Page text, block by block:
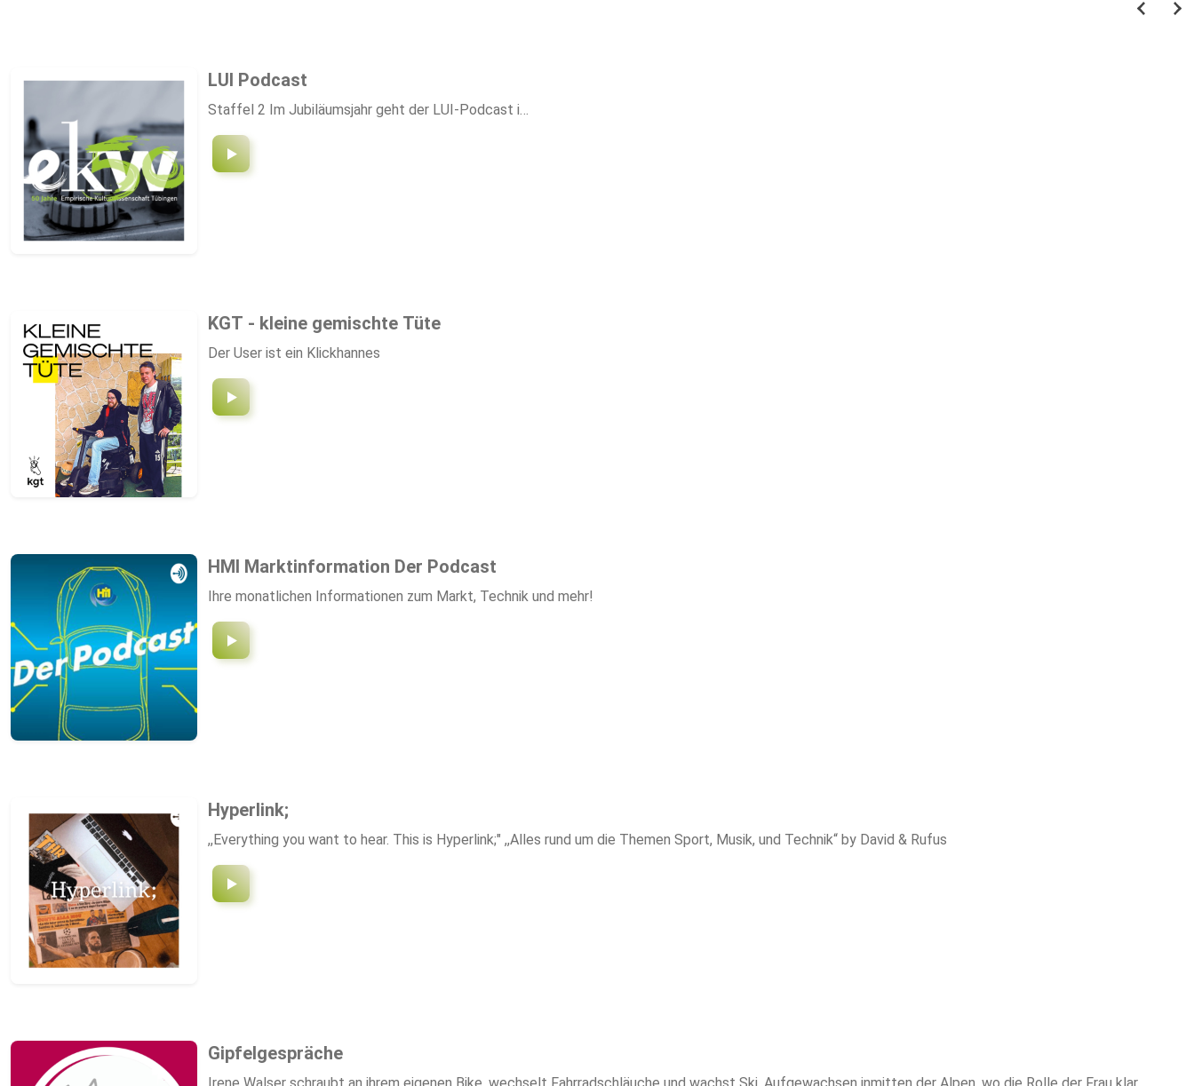
LUI Podcast
Staffel 2 Im Jubiläumsjahr geht der LUI-Podcast i…
KGT - kleine gemischte Tüte
Der User ist ein Klickhannes
HMI Marktinformation Der Podcast
Ihre monatlichen Informationen zum Markt, Technik und mehr!
Hyperlink;
,,Everything you want to hear. This is Hyperlink;" ,,Alles rund um die Themen Sport, Musik, und Technik“ by David & Rufus
Gipfelgespräche